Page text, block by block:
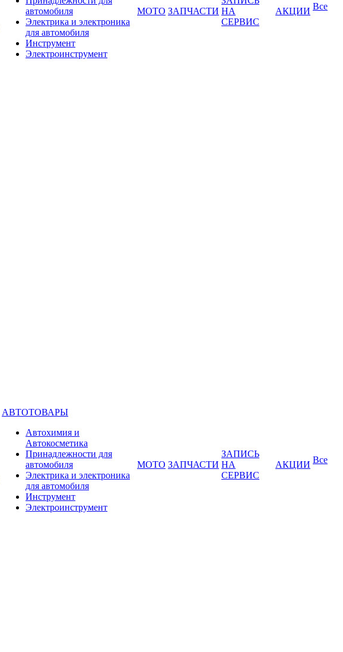
автомобиля
Электрика и электроника
для автомобиля
Инструмент
Электроинструмент
МОТО ЗАПЧАСТИ НА
СЕРВИС
АКЦИИ Все
АВТОТОВАРЫ
Автохимия и
Автокосметика
Принадлежности для
автомобиля
Электрика и электроника
для автомобиля
Инструмент
Электроинструмент
МОТО ЗАПЧАСТИ
ЗАПИСЬ
НА
СЕРВИС
АКЦИИ Все